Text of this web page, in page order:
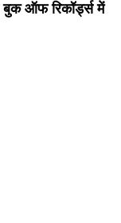
बुक ऑफ रिकॉर्ड्स में